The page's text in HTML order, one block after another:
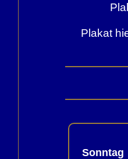
Plakat
Sonntag